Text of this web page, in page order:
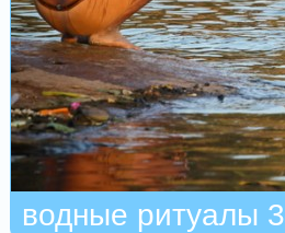
водные ритуалы 3